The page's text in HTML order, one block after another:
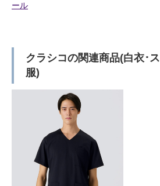
ール
クラシコの関連商品(白衣･
服)